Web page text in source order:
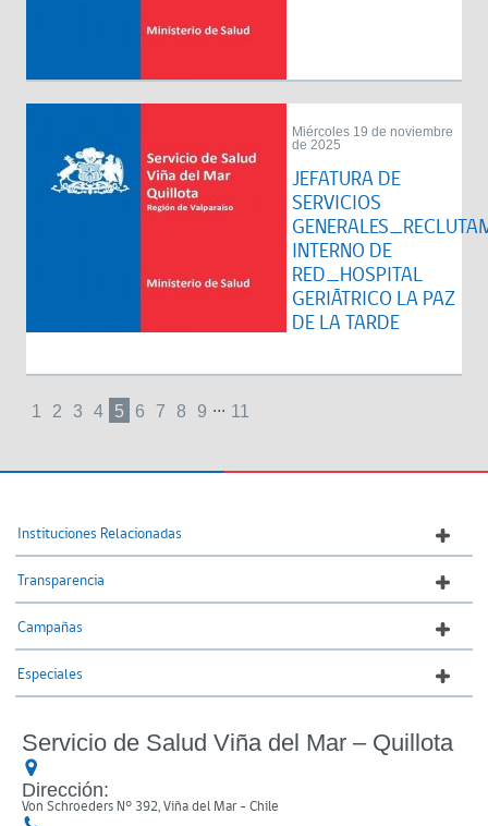
Miércoles 19 de noviembre
de 2025
JEFATURA DE
SERVICIOS
INTERNO DE
RED_HOSPITAL
GERIÁTRICO LA PAZ
DE LA TARDE
1 2 3 4 5 6 7 8 9 ... 11
Instituciones Relacionadas
Transparencia
Campañas
Especiales
Servicio de Salud Viña del Mar – Quillota
Dirección:
Von Schroeders N° 392, Viña del Mar - Chile